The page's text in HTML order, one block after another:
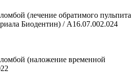
(лечение обратимого пульпита
Биодентин) / А16.07.002.024
(наложение временной